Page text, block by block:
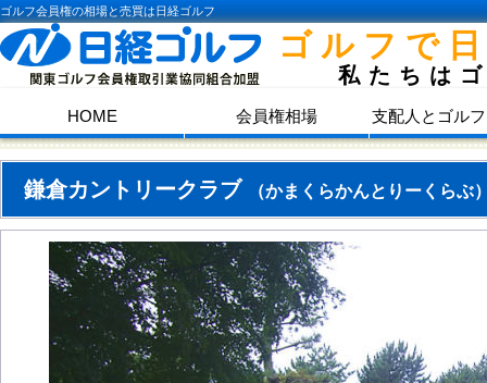
ゴルフ会員権の相場と売買は日経ゴルフ
ゴルフで
私たちは
HOME 会員権相場 支配人とゴル
鎌倉カントリークラブ （かまくらかんとりーくらぶ